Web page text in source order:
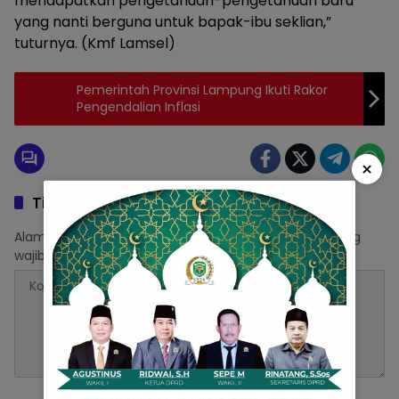
yang nanti berguna untuk bapak-ibu seklian,”
tuturnya. (Kmf Lamsel)
Pemerintah Provinsi Lampung Ikuti Rakor
Pengendalian Inflasi
Tinggalkan Balasan
Alamat email Anda tidak akan dipublikasikan. Ruas yang
wajib ditandai*
×